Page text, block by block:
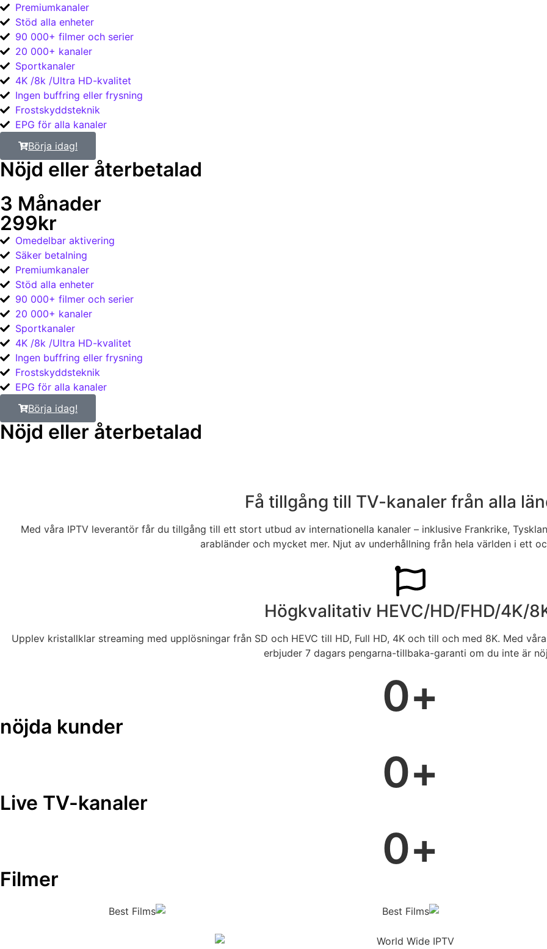
Premiumkanaler
Stöd alla enheter
90 000+ filmer och serier
20 000+ kanaler
Sportkanaler
4K /8k /Ultra HD-kvalitet
Ingen buffring eller frysning
Frostskyddsteknik
EPG för alla kanaler
Börja idag!
Nöjd eller återbetalad​
3 Månader
299kr
Omedelbar aktivering
Säker betalning
Premiumkanaler
Stöd alla enheter
90 000+ filmer och serier
20 000+ kanaler
Sportkanaler
4K /8k /Ultra HD-kvalitet
Ingen buffring eller frysning
Frostskyddsteknik
EPG för alla kanaler
Börja idag!
Nöjd eller återbetalad​
Få tillgång till TV-kanaler från alla
Med våra IPTV leverantör får du tillgång till ett stort utbud av internationella kanaler – inklusive Frankrike,
arabländer och mycket mer. Njut av underhållning från hela världen i ett
Högkvalitativ HEVC/HD/FHD/4K/
Upplev kristallklar streaming med upplösningar från SD och HEVC till HD, Full HD, 4K och till och med 8K. Med
erbjuder 7 dagars pengarna-tillbaka-garanti om du inte är
0+
nöjda kunder
0+
Live TV-kanaler
0+
Filmer